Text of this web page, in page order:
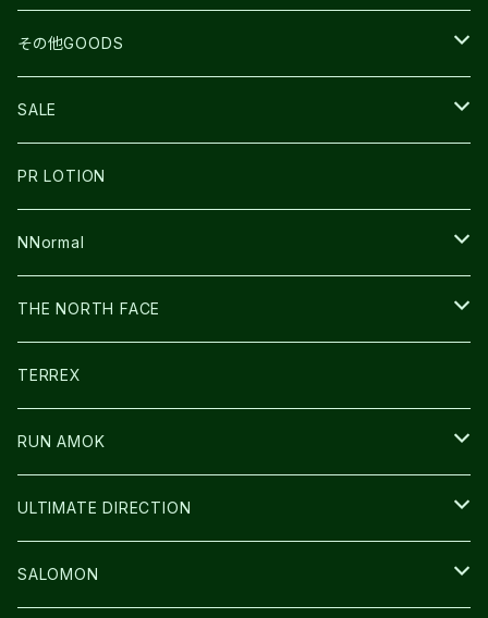
BEACH WALK
UNWASTED
THE NORTH FACE
RUN AMOK
NNormal
PETZL
ULTRASPIRE
BOOKMAN
その他GOODS
SNOWFOOT
PR LOTION
FUSION
ULTIMATE DIRECTION
CARL HOERECKE
ICE TRUST
SALE
SHOES
BAG
WEAR
その他GOODS
PR LOTION
NNormal
SHOES
WEAR
CAP/HAT
BAG
THE NORTH FACE
SHOES
WEAR
BAG
GLOVE
TERREX
RUN AMOK
WEAR
CAP/HAT
ULTIMATE DIRECTION
BAG
SALOMON